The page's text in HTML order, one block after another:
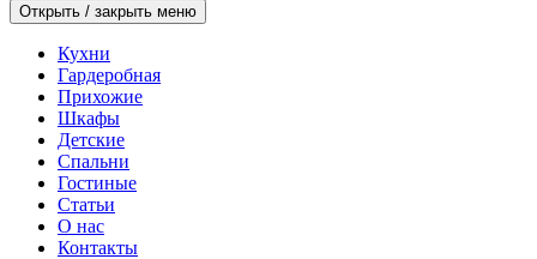
Открыть / закрыть меню
Кухни
Гардеробная
Прихожие
Шкафы
Детские
Спальни
Гостиные
Статьи
О нас
Контакты